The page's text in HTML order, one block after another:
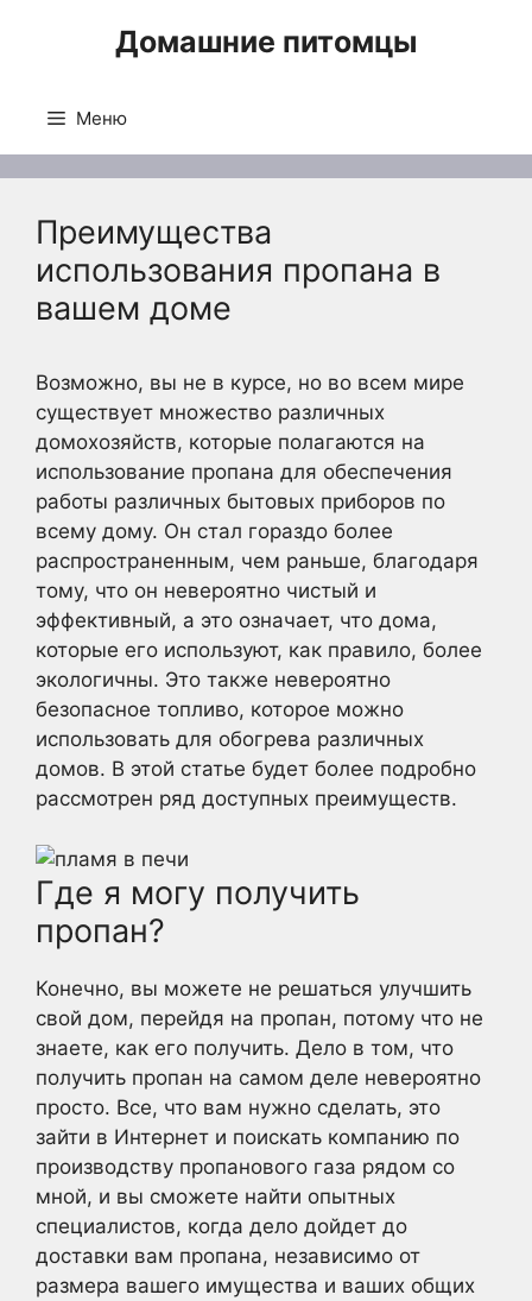
Домашние питомцы
Меню
Преимущества
использования пропана в
вашем доме
Возможно, вы не в курсе, но во всем мире
существует множество различных
домохозяйств, которые полагаются на
использование пропана для обеспечения
работы различных бытовых приборов по
всему дому. Он стал гораздо более
распространенным, чем раньше, благодаря
тому, что он невероятно чистый и
эффективный, а это означает, что дома,
которые его используют, как правило, более
экологичны. Это также невероятно
безопасное топливо, которое можно
использовать для обогрева различных
домов. В этой статье будет более подробно
рассмотрен ряд доступных преимуществ.
Где я могу получить
пропан?
Конечно, вы можете не решаться улучшить
свой дом, перейдя на пропан, потому что не
знаете, как его получить. Дело в том, что
получить пропан на самом деле невероятно
просто. Все, что вам нужно сделать, это
зайти в Интернет и поискать компанию по
производству пропанового газа рядом со
мной, и вы сможете найти опытных
специалистов, когда дело дойдет до
доставки вам пропана, независимо от
размера вашего имущества и ваших общих